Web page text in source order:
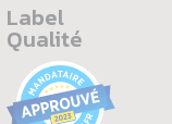
Label
Qualité